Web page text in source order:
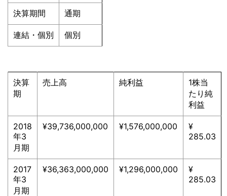
決算期間 通期
連結・個別 個別
決算
期
売上高 純利益
1株当
たり純
利益
2018
年3
月期
¥39,736,000,000 ¥1,576,000,000
¥
285.03
2017
年3
月期
¥36,363,000,000 ¥1,296,000,000
¥
285.03